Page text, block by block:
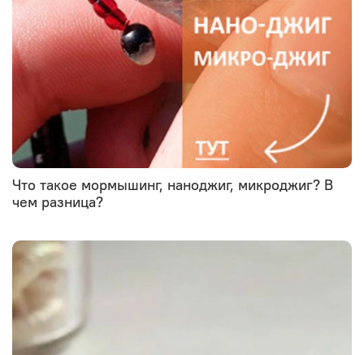
Что такое мормышинг, наноджиг, микроджиг? В
чем разница?